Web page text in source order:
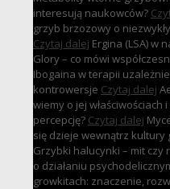
interesują naukowców?
grzyb brzozowy o
Czytaj dalej Ergina (LSA) w
Glory – co mówi
Ibogaina w terapii
kontrowersje Czytaj dalej
wiemy o jej właściwościach
percepcję? Czytaj dalej
się dzieje wewnątrz kultury
Grzybki halucynki – mit czy
o działaniu
growkitach: znaczenie,